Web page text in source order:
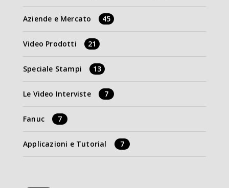
Aziende e Mercato 45
Video Prodotti 21
Speciale Stampi 13
Le Video Interviste 7
Fanuc 7
Applicazioni e Tutorial 7